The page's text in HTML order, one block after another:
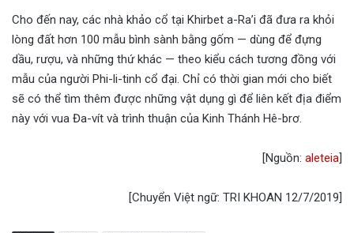
Cho đến nay, các nhà khảo cổ tại Khirbet a-Ra’i đã đưa ra khỏi
lòng đất hơn 100 mẫu bình sành bằng gốm — dùng để đựng
dầu, rượu, và những thứ khác — theo kiểu cách tương đồng với
mẫu của người Phi-li-tinh cổ đại. Chỉ có thời gian mới cho biết
sẽ có thể tìm thêm được những vật dụng gì để liên kết địa điểm
này với vua Đa-vít và trình thuận của Kinh Thánh Hê-brơ.
[Nguồn: aleteia]
[Chuyển Việt ngữ: TRI KHOAN 12/7/2019]